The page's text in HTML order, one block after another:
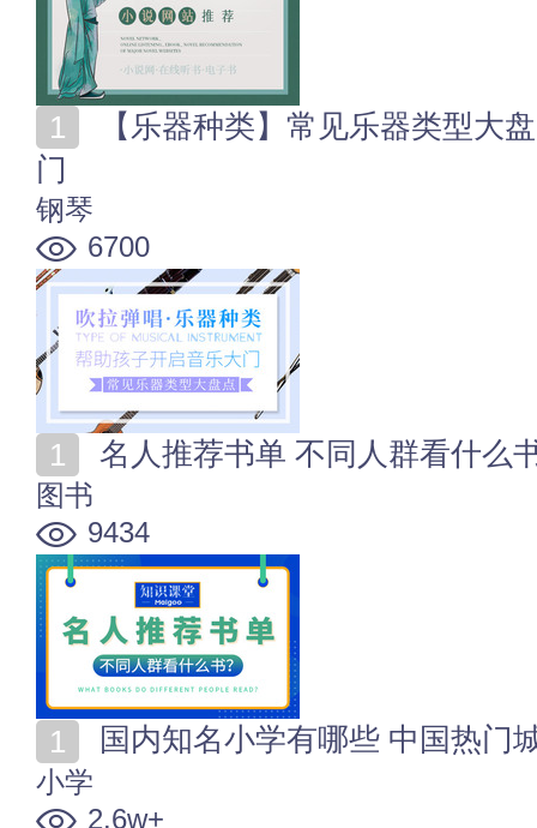
门
钢琴
6700
名人推荐书单 不同人群看什么
图书
9434
国内知名小学有哪些 中国热门
小学
2.6w+